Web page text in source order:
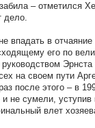
– отметился
дело.
впадать в
его по
на своем пути
после этого – в
и не сумели,
влет